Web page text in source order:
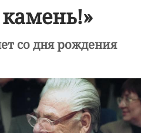
со дня рождения